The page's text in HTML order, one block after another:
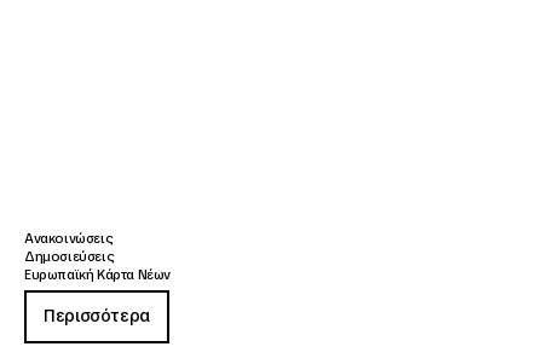
Ανακοινώσεις
Δημοσιεύσεις
Ευρωπαϊκή Κάρτα Νέων
Περισσότερα